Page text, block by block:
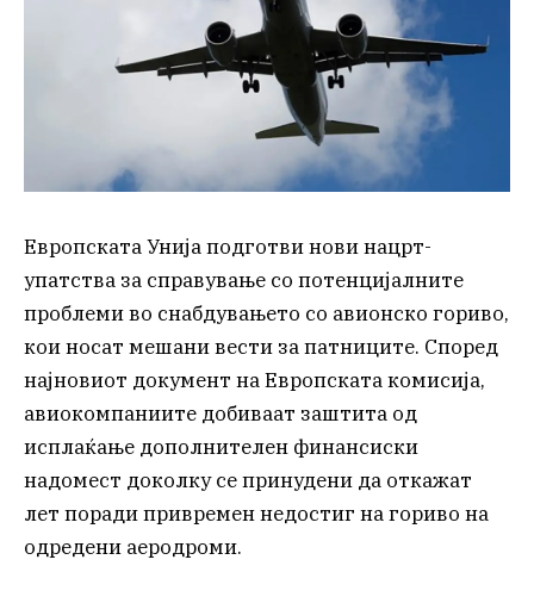
Европската Унија подготви нови нацрт-
упатства за справување со потенцијалните
проблеми во снабдувањето со авионско гориво,
кои носат мешани вести за патниците. Според
најновиот документ на Европската комисија,
авиокомпаниите добиваат заштита од
исплаќање дополнителен финансиски
надомест доколку се принудени да откажат
лет поради привремен недостиг на гориво на
одредени аеродроми.